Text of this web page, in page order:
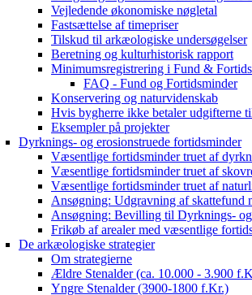
Vejledende økonomiske nøgletal
Fastsættelse af timepriser
Tilskud til arkæologiske undersøgelser
Beretning og kulturhistorisk rapport
Minimumsregistrering i Fund &
FAQ - Fund og Fortidsminder
Konservering og naturvidenskab
Hvis bygherre ikke betaler udgifterne
Eksempler på projekter
Dyrknings- og erosionstruede fortidsminder
Væsentlige fortidsminder truet af
Væsentlige fortidsminder truet af
Væsentlige fortidsminder truet af
Ansøgning: Udgravning af skattefund
Ansøgning: Bevilling til Dyrknings-
Frikøb af arealer med væsentlige
De arkæologiske strategier
Om strategierne
Ældre Stenalder (ca. 10.000 - 3.900
Yngre Stenalder (3900-1800 f.Kr.)